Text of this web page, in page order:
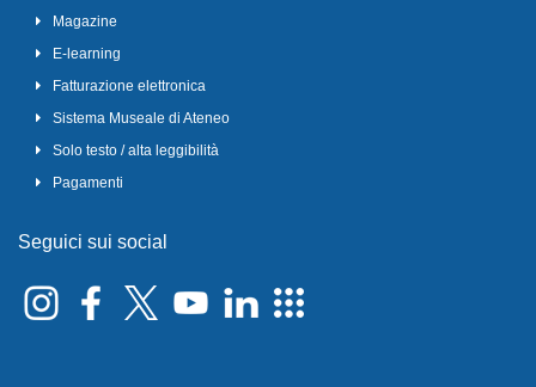
Magazine
E-learning
Fatturazione elettronica
Sistema Museale di Ateneo
Solo testo / alta leggibilità
Pagamenti
Seguici sui social